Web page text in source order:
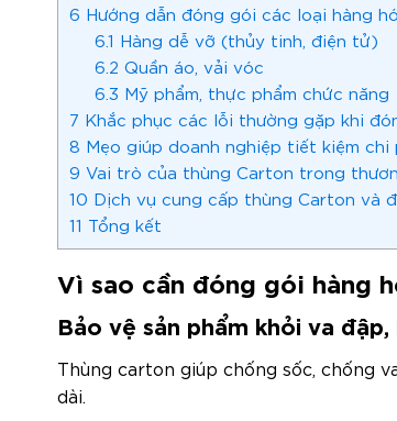
6 Hướng dẫn đóng gói các loại hàng
6.1 Hàng dễ vỡ (thủy tinh, điện tử)
6.2 Quần áo, vải vóc
6.3 Mỹ phẩm, thực phẩm chức năng
7 Khắc phục các lỗi thường gặp khi
8 Mẹo giúp doanh nghiệp tiết kiệm chi
9 Vai trò của thùng Carton trong
10 Dịch vụ cung cấp thùng Carton và
11 Tổng kết
Vì sao cần đóng gói hàng
Bảo vệ sản phẩm khỏi va
Thùng carton giúp chống sốc, chống
dài.